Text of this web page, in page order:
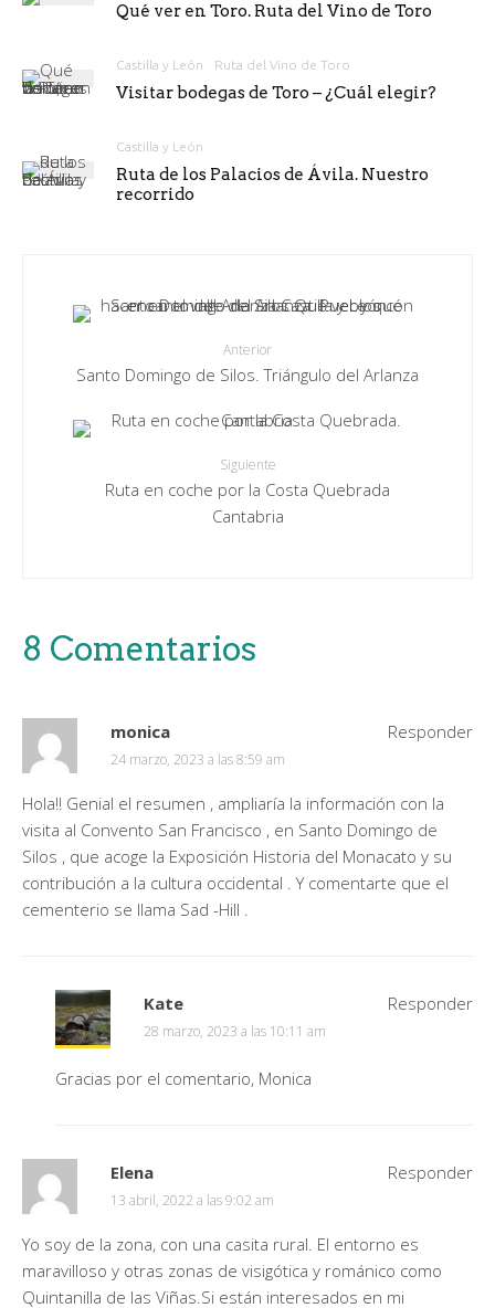
Qué ver en Toro. Ruta del Vino de Toro
Castilla y León Ruta del Vino de Toro
Visitar bodegas de Toro – ¿Cuál elegir?
Castilla y León
Ruta de los Palacios de Ávila. Nuestro
recorrido
Anterior
Santo Domingo de Silos. Triángulo del Arlanza
Siguiente
Ruta en coche por la Costa Quebrada
Cantabria
8 Comentarios
monica
24 marzo, 2023 a las 8:59 am
Hola!! Genial el resumen , ampliaría la información con la
visita al Convento San Francisco , en Santo Domingo de
Silos , que acoge la Exposición Historia del Monacato y su
contribución a la cultura occidental . Y comentarte que el
cementerio se llama Sad -Hill .
Responder
Kate
28 marzo, 2023 a las 10:11 am
Gracias por el comentario, Monica
Responder
Elena
13 abril, 2022 a las 9:02 am
Yo soy de la zona, con una casita rural. El entorno es
maravilloso y otras zonas de visigótica y románico como
Quintanilla de las Viñas.Si están interesados en mi
Responder